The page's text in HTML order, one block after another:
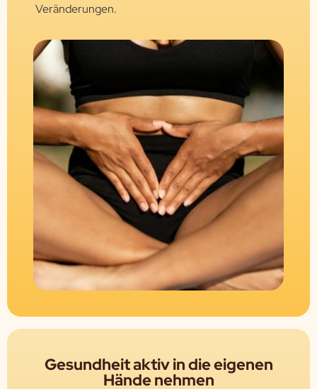
Veränderungen.
Gesundheit aktiv in die eigenen
Hände nehmen